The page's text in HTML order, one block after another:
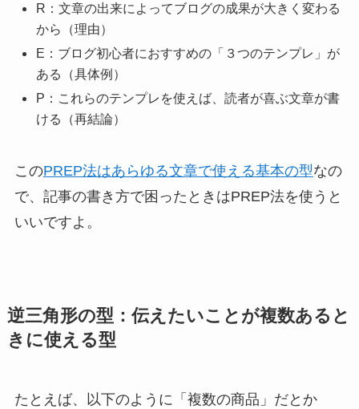
R：文章の出来によってブログの成果が大きく変わる
から（理由）
E：ブログ初心者におすすめの「３つのテンプレ」が
ある（具体例）
P：これらのテンプレを使えば、読者が喜ぶ文章が書
ける（再結論）
このPREP法はあらゆる文章で使える基本の型なの
で、記事の書き方で困ったときはPREP法を使うと
いいですよ。
逆三角形の型：伝えたいことが複数あると
きに使える型
たとえば、以下のように「複数の商品」だとか